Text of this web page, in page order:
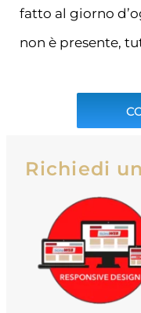
fatto al giorno
non è presente,
Richiedi